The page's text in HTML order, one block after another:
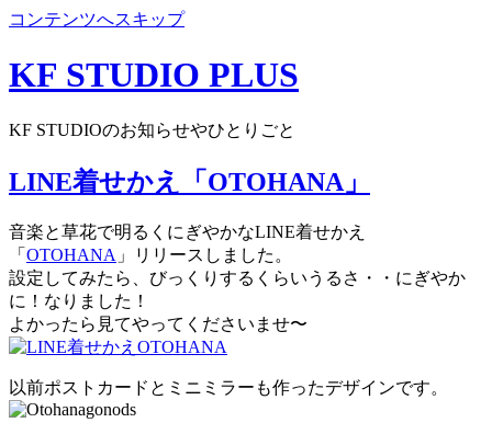
コンテンツへスキップ
KF STUDIO PLUS
KF STUDIOのお知らせやひとりごと
LINE着せかえ「OTOHANA」
音楽と草花で明るくにぎやかなLINE着せかえ
「 OTOHANA 」リリースしました。
設定してみたら、びっくりするくらいうるさ・・にぎやか
に！なりました！
よかったら見てやってくださいませ〜
以前ポストカードとミニミラーも作ったデザインです。